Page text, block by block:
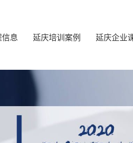
息 延庆培训案例 延庆企业